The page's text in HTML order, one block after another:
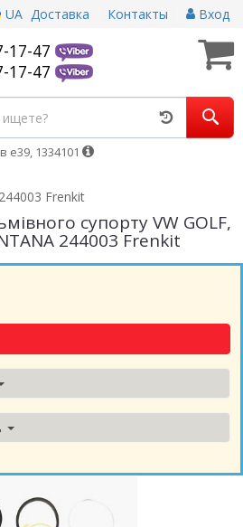
UA Доставка Контакты Вход
17-47
17-47
1334101
244003 Frenkit
супорту VW GOLF,
244003 Frenkit